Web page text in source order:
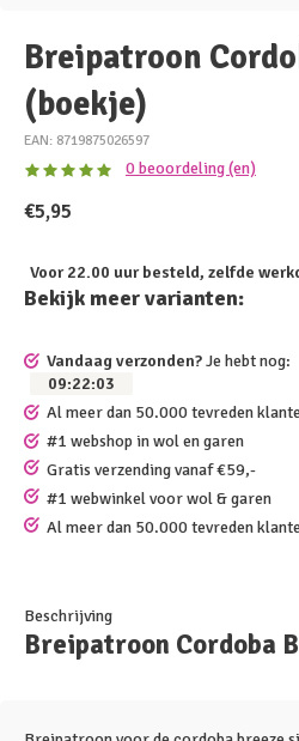
Breipatroon
(boekje)
EAN: 8719875026597
0 beoordeling (en)
€5,95
Voor 22.00 uur besteld, zelfde
Bekijk meer varianten:
Vandaag verzonden?Je hebt nog:
09:22:02
Al meer dan 50.000 tevreden
#1 webshop in wol en garen
Gratis verzending vanaf €59,-
#1 webwinkel voor wol & garen
Al meer dan 50.000 tevreden
Beschrijving
Breipatroon Cordoba